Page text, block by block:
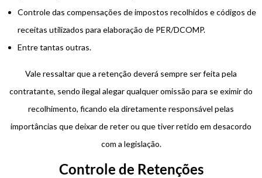
Controle das compensações de impostos recolhidos e códigos de
receitas utilizados para elaboração de PER/DCOMP.
Entre tantas outras.
Vale ressaltar que a retenção deverá sempre ser feita pela
contratante, sendo ilegal alegar qualquer omissão para se eximir do
recolhimento, ficando ela diretamente responsável pelas
importâncias que deixar de reter ou que tiver retido em desacordo
com a legislação.
Controle de Retenções